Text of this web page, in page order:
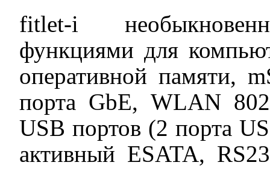
fitlet-i
функциями для
оперативной памяти,
порта GbE, WLAN
USB портов (2 порта
активный ESATA,